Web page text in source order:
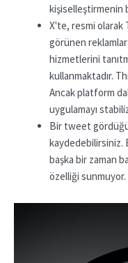
kişiselleştirmenin
X'te, resmi
görünen
hizmetlerini
kullanmaktadır.
Ancak platform
uygulamayı
Bir tweet
kaydedebilirsiniz.
başka bir zaman
özelliği sunmuyor.